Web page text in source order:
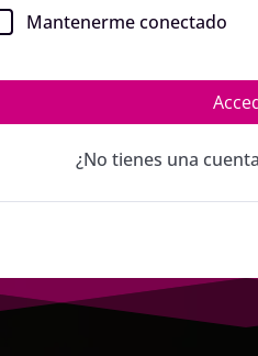
Mantenerme conectado
¿No tienes una